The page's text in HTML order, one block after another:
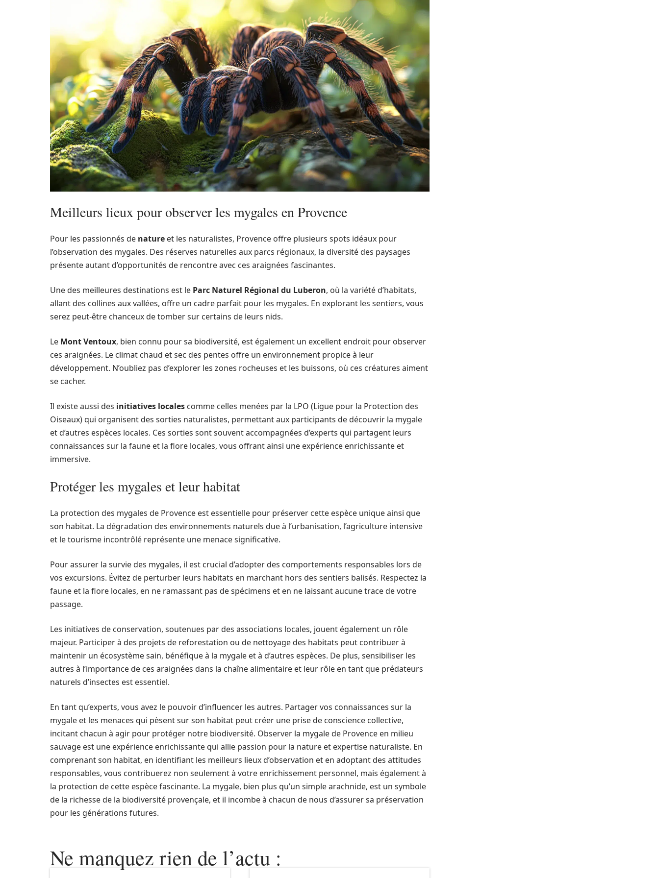
Meilleurs lieux pour observer les mygales en Provence
Pour les passionnés de nature et les naturalistes, Provence offre plusieurs spots idéaux pour
l’observation des mygales. Des réserves naturelles aux parcs régionaux, la diversité des paysages
présente autant d’opportunités de rencontre avec ces araignées fascinantes.
Une des meilleures destinations est le Parc Naturel Régional du Luberon, où la variété d’habitats,
allant des collines aux vallées, offre un cadre parfait pour les mygales. En explorant les sentiers, vous
serez peut-être chanceux de tomber sur certains de leurs nids.
Le Mont Ventoux, bien connu pour sa biodiversité, est également un excellent endroit pour observer
ces araignées. Le climat chaud et sec des pentes offre un environnement propice à leur
développement. N’oubliez pas d’explorer les zones rocheuses et les buissons, où ces créatures aiment
se cacher.
Il existe aussi des initiatives locales comme celles menées par la LPO (Ligue pour la Protection des
Oiseaux) qui organisent des sorties naturalistes, permettant aux participants de découvrir la mygale
et d’autres espèces locales. Ces sorties sont souvent accompagnées d’experts qui partagent leurs
connaissances sur la faune et la flore locales, vous offrant ainsi une expérience enrichissante et
immersive.
Protéger les mygales et leur habitat
La protection des mygales de Provence est essentielle pour préserver cette espèce unique ainsi que
son habitat. La dégradation des environnements naturels due à l’urbanisation, l’agriculture intensive
et le tourisme incontrôlé représente une menace significative.
Pour assurer la survie des mygales, il est crucial d’adopter des comportements responsables lors de
vos excursions. Évitez de perturber leurs habitats en marchant hors des sentiers balisés. Respectez la
faune et la flore locales, en ne ramassant pas de spécimens et en ne laissant aucune trace de votre
passage.
Les initiatives de conservation, soutenues par des associations locales, jouent également un rôle
majeur. Participer à des projets de reforestation ou de nettoyage des habitats peut contribuer à
maintenir un écosystème sain, bénéfique à la mygale et à d’autres espèces. De plus, sensibiliser les
autres à l’importance de ces araignées dans la chaîne alimentaire et leur rôle en tant que prédateurs
naturels d’insectes est essentiel.
En tant qu’experts, vous avez le pouvoir d’influencer les autres. Partager vos connaissances sur la
mygale et les menaces qui pèsent sur son habitat peut créer une prise de conscience collective,
incitant chacun à agir pour protéger notre biodiversité. Observer la mygale de Provence en milieu
sauvage est une expérience enrichissante qui allie passion pour la nature et expertise naturaliste. En
comprenant son habitat, en identifiant les meilleurs lieux d’observation et en adoptant des attitudes
responsables, vous contribuerez non seulement à votre enrichissement personnel, mais également à
la protection de cette espèce fascinante. La mygale, bien plus qu’un simple arachnide, est un symbole
de la richesse de la biodiversité provençale, et il incombe à chacun de nous d’assurer sa préservation
pour les générations futures.
Ne manquez rien de l’actu :